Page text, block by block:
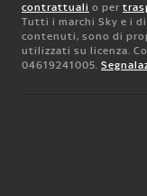
contrattuali o per
Tutti i marchi Sky e i
contenuti, sono di
utilizzati su licenza.
04619241005.